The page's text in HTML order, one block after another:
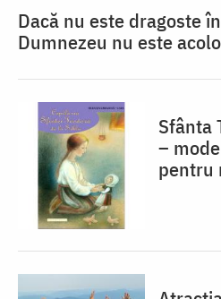
Dacă nu este dragoste
Dumnezeu nu este acolo
Sfânta
–
pentru